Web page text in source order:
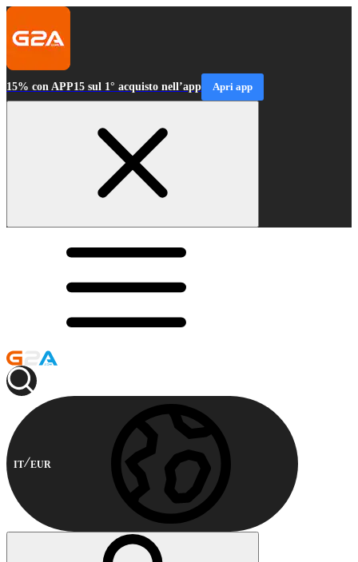
15% con APP15 sul 1° acquisto nell’app Apri app
IT EUR